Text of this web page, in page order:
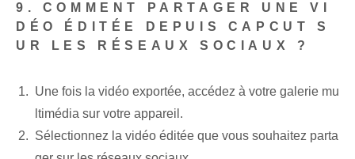
9. COMMENT PARTAGER UNE VI
DÉO‌ ÉDITÉE DEPUIS CAPCUT S
UR LES RÉSEAUX SOCIAUX ?
Une fois la vidéo exportée, accédez à votre galerie mu
ltimédia sur votre appareil.
Sélectionnez la vidéo éditée que vous souhaitez parta